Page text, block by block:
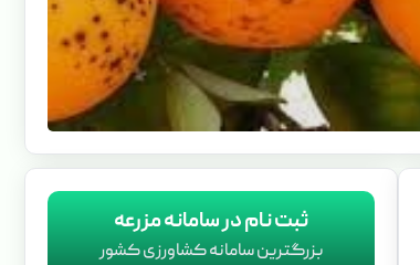
ثبت نام در سامانه مزرعه
بزرگترین سامانه کشاورزی کشور